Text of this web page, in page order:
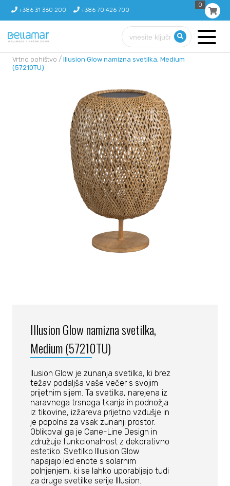
+386 31 360 200 +386 70 426 700
0
Vrtno pohištvo / Illusion Glow namizna svetilka, Medium
(57210TU)
Illusion Glow namizna svetilka,
Medium (57210TU)
llusion Glow je zunanja svetilka, ki brez
težav podaljša vaše večer s svojim
prijetnim sijem. Ta svetilka, narejena iz
naravnega trsnega tkanja in podnožja
iz tikovine, izžareva prijetno vzdušje in
je popolna za vsak zunanji prostor.
Oblikoval ga je Cane-Line Design in
združuje funkcionalnost z dekorativno
estetiko. Svetilko Illusion Glow
napajajo led enote s solarnim
polnjenjem, ki se lahko uporabljajo tudi
za druge svetilke serije Illusion.